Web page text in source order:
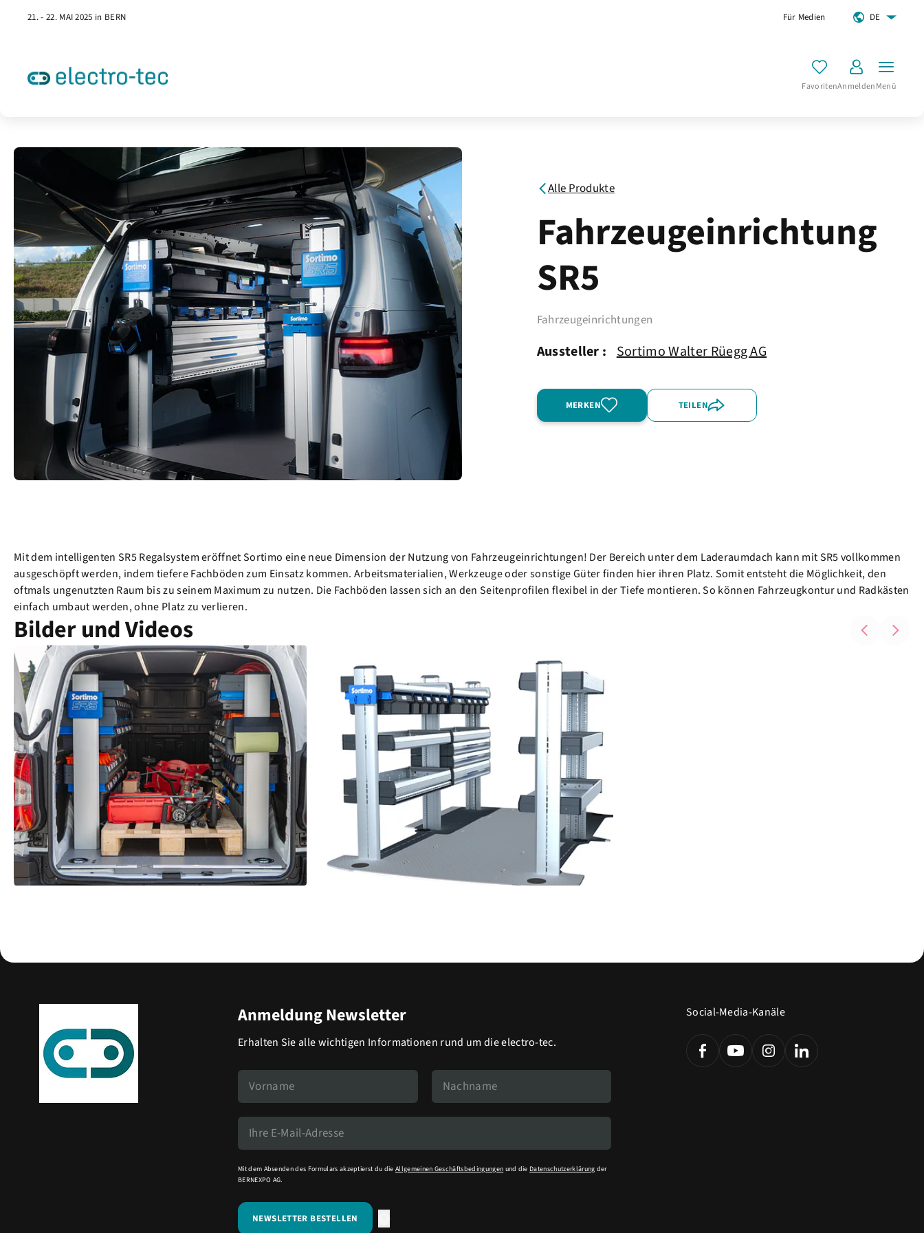
21. - 22. MAI 2025 in BERN Für Medien DE
FavoritenAnmeldenMenü
Alle Produkte
Fahrzeugeinrichtung
SR5
Fahrzeugeinrichtungen
Aussteller : Sortimo Walter Rüegg AG
MERKEN TEILEN
Mit dem intelligenten SR5 Regalsystem eröffnet Sortimo eine neue Dimension der Nutzung von Fahrzeugeinrichtungen! Der Bereich unter dem Laderaumdach kann mit SR5 vollkommen
ausgeschöpft werden, indem tiefere Fachböden zum Einsatz kommen. Arbeitsmaterialien, Werkzeuge oder sonstige Güter finden hier ihren Platz. Somit entsteht die Möglichkeit, den
oftmals ungenutzten Raum bis zu seinem Maximum zu nutzen. Die Fachböden lassen sich an den Seitenprofilen flexibel in der Tiefe montieren. So können Fahrzeugkontur und Radkästen
einfach umbaut werden, ohne Platz zu verlieren.
Bilder und Videos
Anmeldung Newsletter
Erhalten Sie alle wichtigen Informationen rund um die electro-tec.
Mit dem Absenden des Formulars akzeptierst du die Allgemeinen Geschäftsbedingungen und die Datenschutzerklärung der
BERNEXPO AG.
Social-Media-Kanäle